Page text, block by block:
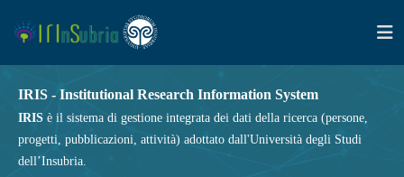
IRIS - Institutional Research Information System
IRIS è il sistema di gestione integrata dei dati della ricerca (persone,
progetti, pubblicazioni, attività) adottato dall'Università degli Studi
dell’Insubria.